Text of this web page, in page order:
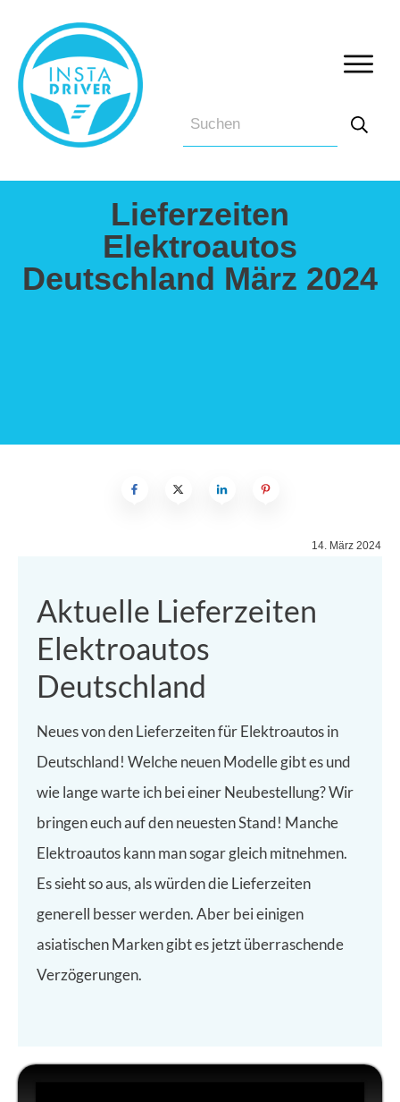
Lieferzeiten
Elektroautos
Deutschland März 2024
14. März 2024
Aktuelle Lieferzeiten
Elektroautos
Deutschland
Neues von den Lieferzeiten für Elektroautos in
Deutschland! Welche neuen Modelle gibt es und
wie lange warte ich bei einer Neubestellung? Wir
bringen euch auf den neuesten Stand! Manche
Elektroautos kann man sogar gleich mitnehmen.
Es sieht so aus, als würden die Lieferzeiten
generell besser werden. Aber bei einigen
asiatischen Marken gibt es jetzt überraschende
Verzögerungen.